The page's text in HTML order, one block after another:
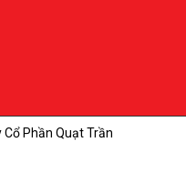
Phần Quạt Trần